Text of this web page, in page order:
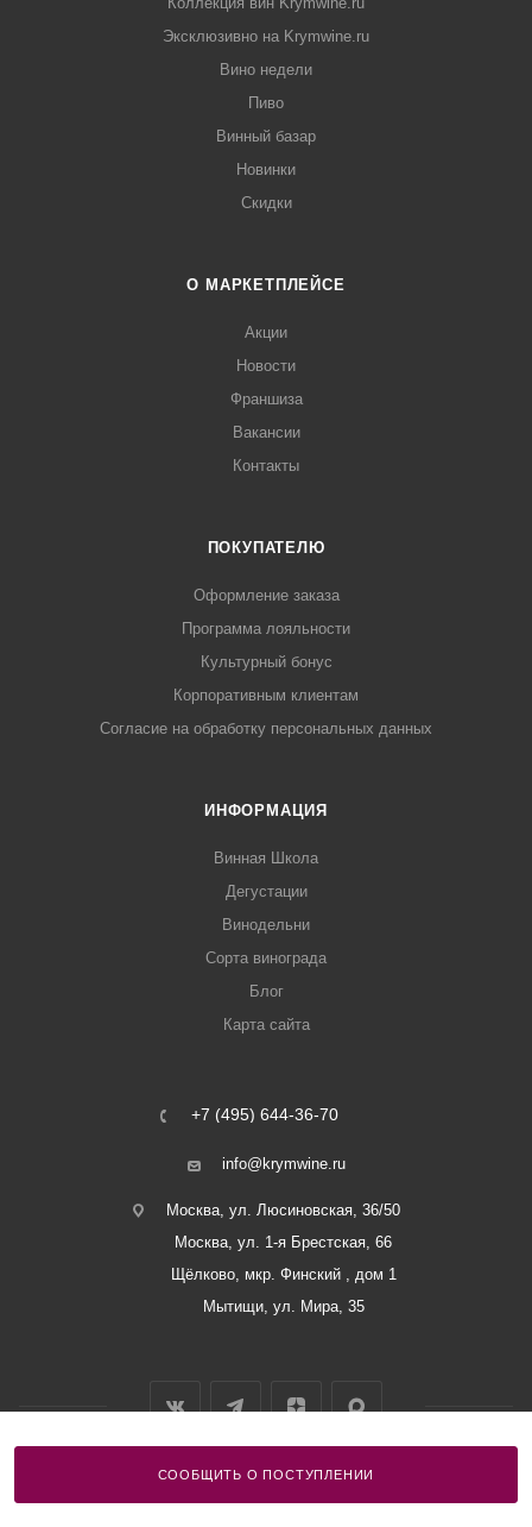
СООБЩИТЬ О ПОСТУПЛЕНИИ
Эксклюзивно на Krymwine.ru
Вино недели
Пиво
Винный базар
Новинки
Скидки
О МАРКЕТПЛЕЙСЕ
Акции
Новости
Франшиза
Вакансии
Контакты
ПОКУПАТЕЛЮ
Оформление заказа
Программа лояльности
Культурный бонус
Корпоративным клиентам
Согласие на обработку персональных данных
ИНФОРМАЦИЯ
Винная Школа
Дегустации
Винодельни
Сорта винограда
Блог
Карта сайта
+7 (495) 644-36-70
info@krymwine.ru
Москва, ул. Люсиновская, 36/50
Москва, ул. 1-я Брестская, 66
Щёлково, мкр. Финский , дом 1
Мытищи, ул. Мира, 35